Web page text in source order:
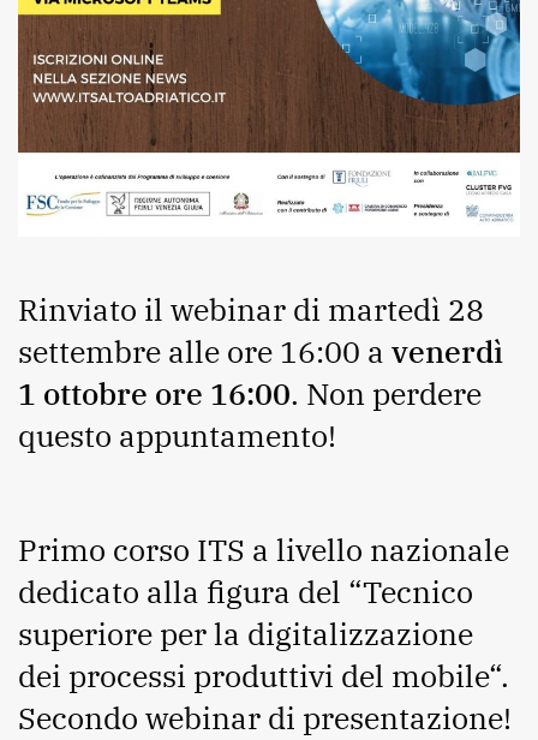
Rinviato il webinar di martedì 28
settembre alle ore 16:00 a venerdì
1 ottobre ore 16:00. Non perdere
questo appuntamento!
Primo corso ITS a livello nazionale
dedicato alla figura del “Tecnico
superiore per la digitalizzazione
dei processi produttivi del mobile“.
Secondo webinar di presentazione!